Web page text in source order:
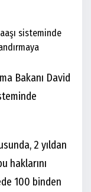
sisteminde
Bakanı David
2 yıldan
haklarını
100 binden